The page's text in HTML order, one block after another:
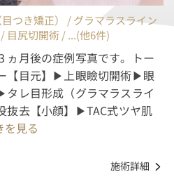
つき矯正） / グラマラスライン
/ 目尻切開術 / ...(他6件)
ヵ月後の症例写真です。トー
【目元】▶上眼瞼切開術▶眼
レ目形成（グラマラスライ
去【小顔】▶TAC式ツヤ肌
を見る
施術詳細